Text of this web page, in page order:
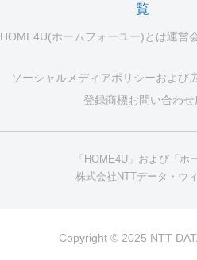
覧
HOME4U(ホームフォーユー)とは運営
ソーシャルメディアポリシーおよび
登録商標お問い合わせ
「HOME4U」および「ホ
株式会社NTTデータ・ウ
Copyright © 2025 NTT